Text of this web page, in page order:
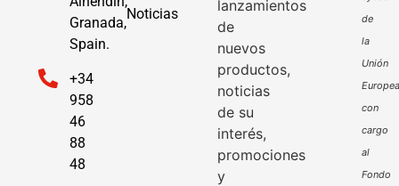
Granada,
Spain.
+34
958
46
88
48
Noticias
lanzamientos
de
nuevos
productos,
noticias
de su
interés,
promociones
y
de
la
Unión
Europea
con
cargo
al
Fondo